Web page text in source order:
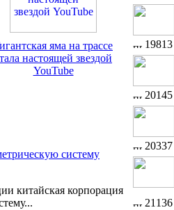
яма на трассе
настоящей звездой
YouTube
систему
китайская корпорация
19813
20145
20337
21136